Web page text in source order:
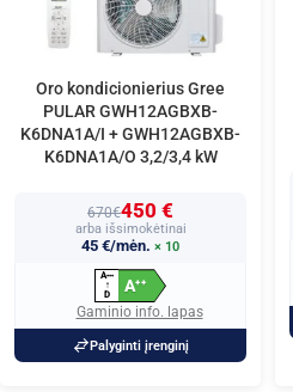
Oro kondicionierius Gree
PULAR GWH12AGBXB-
K6DNA1A/I + GWH12AGBXB-
K6DNA1A/O 3,2/3,4 kW
670€450 €
arba išsimokėtinai
45 €/mėn. × 10
A+++
↑
D
A++
Gaminio info. lapas
Palyginti įrenginį